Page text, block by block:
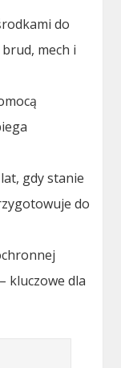
do
mech i
gdy stanie
do
kluczowe dla